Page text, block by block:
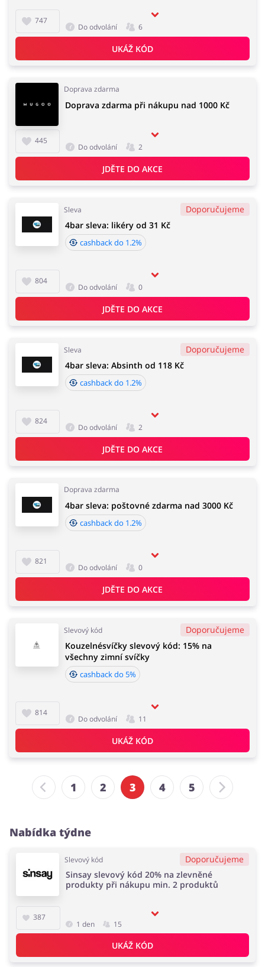
747
Do odvolání 6
UKÁŽ KÓD
Doprava zdarma
445
Doprava zdarma při nákupu nad 1000 Kč
Do odvolání 2
JDĚTE DO AKCE
Sleva Doporučujeme
804
4bar sleva: likéry od 31 Kč
cashback do 1.2%
Do odvolání 0
JDĚTE DO AKCE
Sleva Doporučujeme
824
4bar sleva: Absinth od 118 Kč
cashback do 1.2%
Do odvolání 2
JDĚTE DO AKCE
Doprava zdarma
821
4bar sleva: poštovné zdarma nad 3000 Kč
cashback do 1.2%
Do odvolání 0
JDĚTE DO AKCE
Slevový kód Doporučujeme
814
Kouzelnésvíčky slevový kód: 15% na
všechny zimní svíčky
cashback do 5%
Do odvolání 11
UKÁŽ KÓD
1 2 3 4 5
Nabídka týdne
Slevový kód Doporučujeme
387
Sinsay slevový kód 20% na zlevněné
produkty při nákupu min. 2 produktů
1 den 15
UKÁŽ KÓD